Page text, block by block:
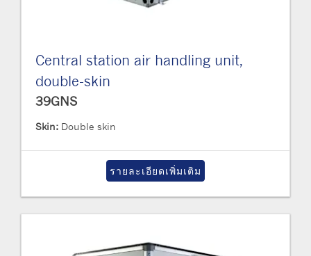
Central station air handling unit,
double-skin
39GNS
Skin: Double skin
รายละเอียดเพิ่มเติม